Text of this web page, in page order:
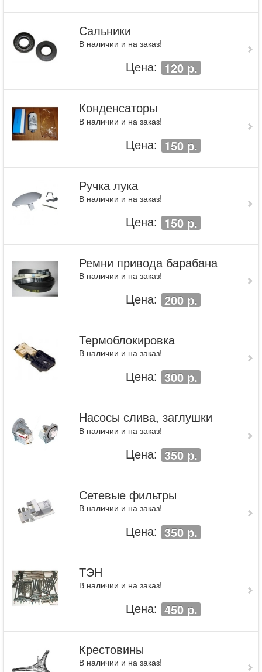
Сальники
В наличии и на заказ!
Цена: 120 р.
Конденсаторы
В наличии и на заказ!
Цена: 150 р.
Ручка лука
В наличии и на заказ!
Цена: 150 р.
Ремни привода барабана
В наличии и на заказ!
Цена: 200 р.
Термоблокировка
В наличии и на заказ!
Цена: 300 р.
Насосы слива, заглушки
В наличии и на заказ!
Цена: 350 р.
Сетевые фильтры
В наличии и на заказ!
Цена: 350 р.
ТЭН
В наличии и на заказ!
Цена: 450 р.
Крестовины
В наличии и на заказ!